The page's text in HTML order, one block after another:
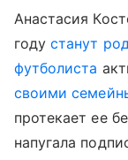
Анастасия
годустанут
футболиста
своими
протекает ее
напугала